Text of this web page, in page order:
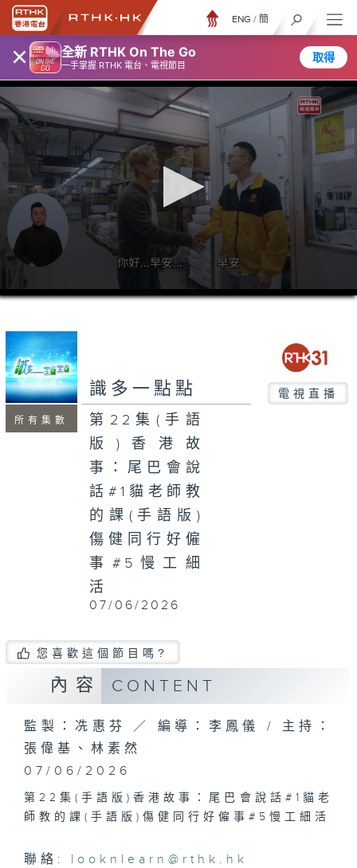
× 全新 RTHK On The Go
一手掌握 RTHK 電台、電視節目
取得
ENG / 簡
0
seconds
minutes,
seconds
所有集數
識多一點點 電視直播
第22集(手語
版)香港故
事：尾巴會說
話#1貓老師教
的課(手語版)
傷健同行好僱
事#5慢工細
活
07/06/2026
您喜歡這個節目嗎?
內容 CONTENT
監製：冼惠芬 ／ 編導：李鳳儀 / 主持：
張偉基、林素然
07/06/2026
第22集(手語版)香港故事：尾巴會說話#1貓老
師教的課(手語版)傷健同行好僱事#5慢工細活
聯絡: looknlearn@rthk.hk